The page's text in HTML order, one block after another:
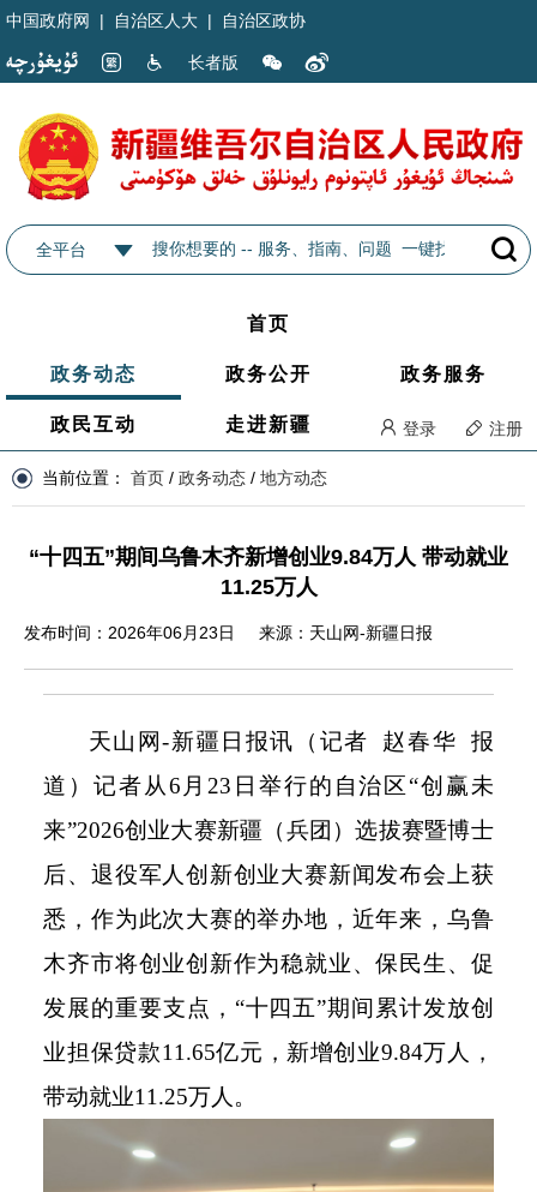
中国政府网 | 自治区人大 | 自治区政协
长者版
全平台
首页
政务动态 政务公开 政务服务
政民互动 走进新疆 登录 注册
当前位置： 首页 / 政务动态 / 地方动态
“十四五”期间乌鲁木齐新增创业9.84万人 带动就业
11.25万人
发布时间：2026年06月23日 来源：天山网-新疆日报
天山网-新疆日报讯（记者 赵春华 报
道）记者从6 月 23 日举行的自治区“创赢未
来”2026创业大赛新疆（兵团）选拔赛暨博士
后、退役军人创新创业大赛新闻发布会上获
悉，作为此次大赛的举办地，近年来，乌鲁
木齐市将创业创新作为稳就业、保民生、促
发展的重要支点，“十四五”期间累计发放创
业担保贷款11.65亿元，新增创业9.84万人，
带动就业11.25万人。